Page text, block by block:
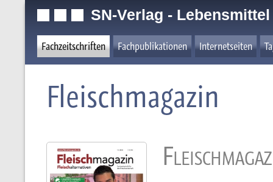
SN-Verlag - Lebensmittel
Fachzeitschriften Fachpublikationen Internetseiten
Fleischmagazin